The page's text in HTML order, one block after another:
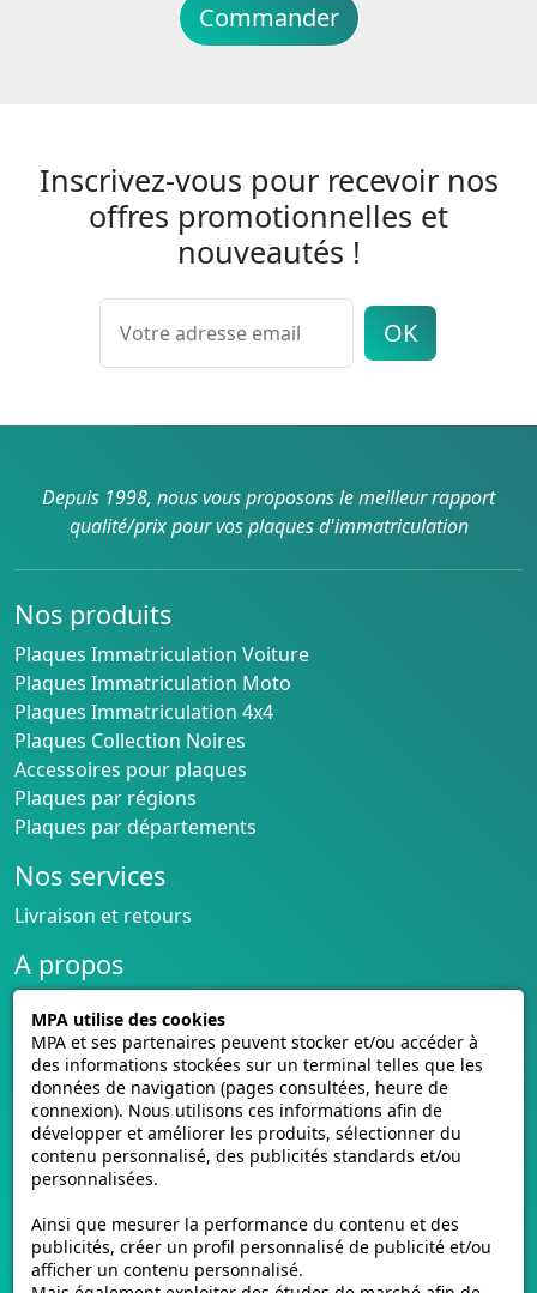
Commander
Inscrivez-vous pour recevoir nos
offres promotionnelles et
nouveautés !
OK
Depuis 1998, nous vous proposons le meilleur rapport
qualité/prix pour vos plaques d'immatriculation
Nos produits
Plaques Immatriculation Voiture
Plaques Immatriculation Moto
Plaques Immatriculation 4x4
Plaques Collection Noires
Accessoires pour plaques
Plaques par régions
Plaques par départements
Nos services
Livraison et retours
A propos
CGU cagnotte
Politique de cookies
Homologation des plaques
Vidéos de pose
Contactez-nous
Avis clients
E-mmat.fr
www.e-mmat.fr
MPA utilise des cookies
MPA et ses partenaires peuvent stocker et/ou accéder à
des informations stockées sur un terminal telles que les
données de navigation (pages consultées, heure de
connexion). Nous utilisons ces informations afin de
développer et améliorer les produits, sélectionner du
contenu personnalisé, des publicités standards et/ou
personnalisées.
Ainsi que mesurer la performance du contenu et des
publicités, créer un profil personnalisé de publicité et/ou
afficher un contenu personnalisé.